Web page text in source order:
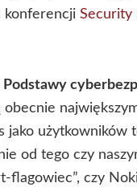
konferencji Security
Podstawy
jako użytkowników
od tego czy
flagowiec”, czy